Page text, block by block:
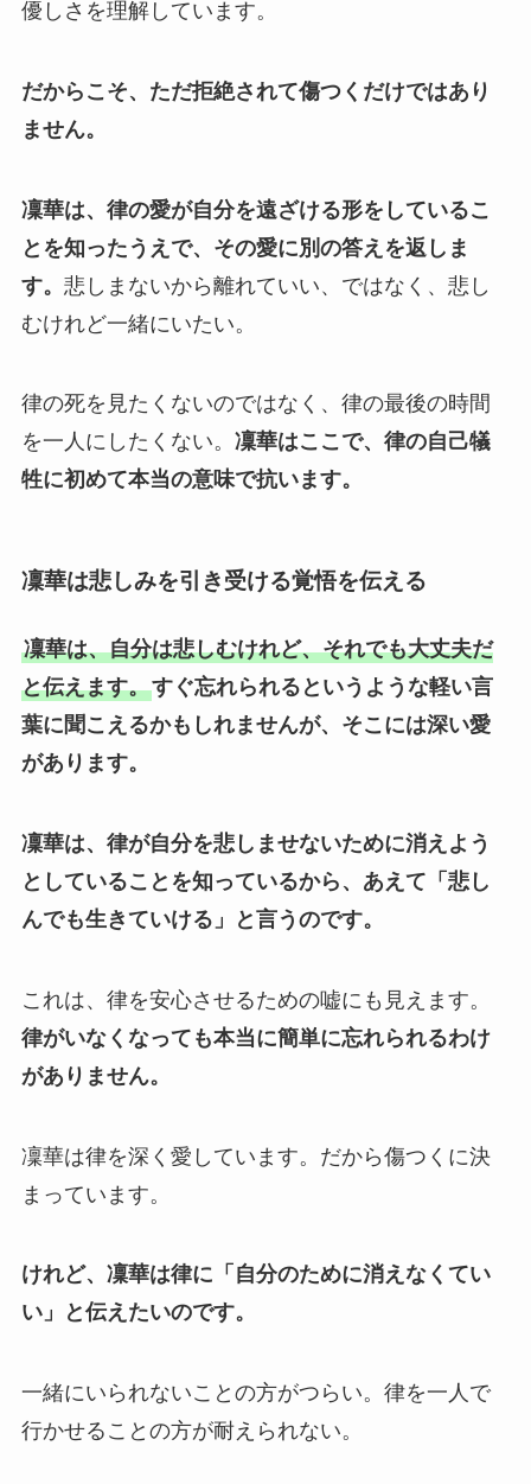
優しさを理解しています。
だからこそ、ただ拒絶されて傷つくだけではあり
ません。
凜華は、律の愛が自分を遠ざける形をしているこ
とを知ったうえで、その愛に別の答えを返しま
す。 悲しまないから離れていい、ではなく、悲し
むけれど一緒にいたい。
律の死を見たくないのではなく、律の最後の時間
を一人にしたくない。 凜華はここで、律の自己犠
牲に初めて本当の意味で抗います。
凜華は悲しみを引き受ける覚悟を伝える
凜華は、自分は悲しむけれど、それでも大丈夫だ
と伝えます。すぐ忘れられるというような軽い言
葉に聞こえるかもしれませんが、そこには深い愛
があります。
凜華は、律が自分を悲しませないために消えよう
としていることを知っているから、あえて「悲し
んでも生きていける」と言うのです。
これは、律を安心させるための嘘にも見えます。
律がいなくなっても本当に簡単に忘れられるわけ
がありません。
凜華は律を深く愛しています。だから傷つくに決
まっています。
けれど、凜華は律に「自分のために消えなくてい
い」と伝えたいのです。
一緒にいられないことの方がつらい。律を一人で
行かせることの方が耐えられない。